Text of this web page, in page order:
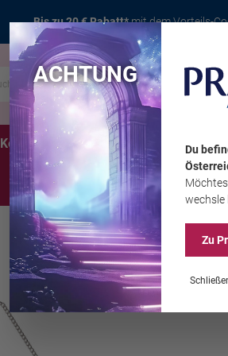
Bis zu 20 € Rabatt*mit dem Vorteils-
Kerzen Schmuck
ACHTUNG
Du
wechsle
Zu